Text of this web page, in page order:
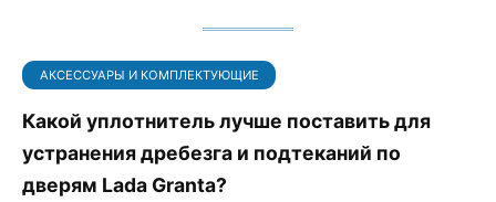
АКСЕССУАРЫ И КОМПЛЕКТУЮЩИЕ
Какой уплотнитель лучше поставить для
устранения дребезга и подтеканий по
дверям Lada Granta?